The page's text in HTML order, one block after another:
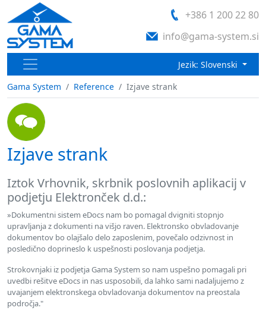
+386 1 200 22 80
info@gama-system.si
Jezik: Slovenski
Gama System
Reference Izjave strank
Izjave strank
Iztok Vrhovnik, skrbnik poslovnih aplikacij v
podjetju Elektronček d.d.:
»Dokumentni sistem eDocs nam bo pomagal dvigniti stopnjo
upravljanja z dokumenti na višjo raven. Elektronsko obvladovanje
dokumentov bo olajšalo delo zaposlenim, povečalo odzivnost in
posledično doprineslo k uspešnosti poslovanja podjetja.
Strokovnjaki iz podjetja Gama System so nam uspešno pomagali pri
uvedbi rešitve eDocs in nas usposobili, da lahko sami nadaljujemo z
uvajanjem elektronskega obvladovanja dokumentov na preostala
področja."